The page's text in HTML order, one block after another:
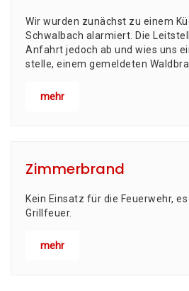
Wir wur­den zunächst zu einem
Schwal­bach alar­miert. Die
Anfahrt jedoch ab und wies uns
stel­le, einem gemel­de­ten
mehr
Zimmerbrand
Kein Ein­satz für die Feu­er­wehr,
Grillfeuer.
mehr